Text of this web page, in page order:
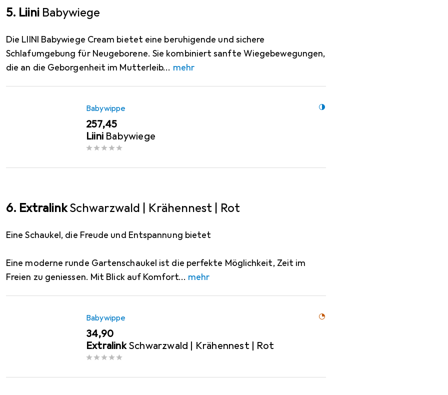
5. Liini Babywiege
Die LIINI Babywiege Cream bietet eine beruhigende und sichere
Schlafumgebung für Neugeborene. Sie kombiniert sanfte Wiegebewegungen,
die an die Geborgenheit im Mutterleib
mehr
Babywippe
EUR
257,45
Liini Babywiege
6. ExtralinkSchwarzwald | Krähennest | Rot
Eine Schaukel, die Freude und Entspannung bietet
Eine moderne runde Gartenschaukel ist die perfekte Möglichkeit, Zeit im
Freien zu geniessen. Mit Blick auf Komfort
mehr
Babywippe
EUR
34,90
Extralink Schwarzwald | Krähennest | Rot